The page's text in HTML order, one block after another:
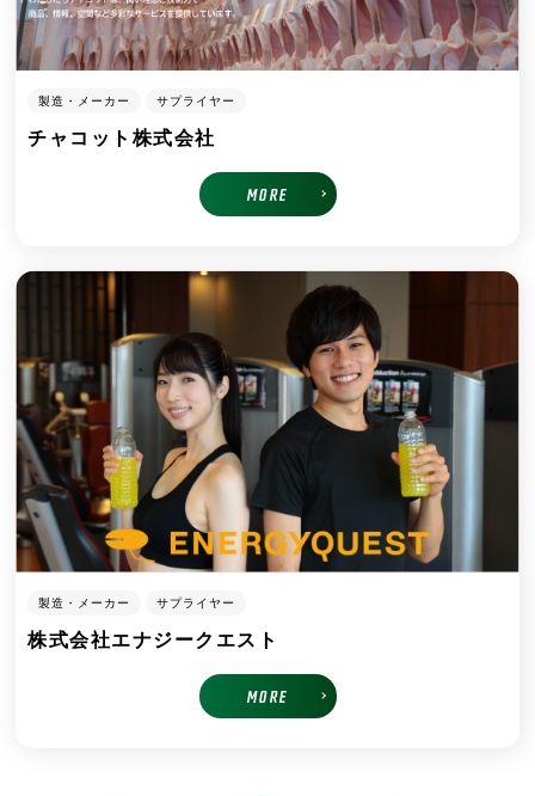
製造・メーカー サプライヤー
チャコット株式会社
MORE
製造・メーカー サプライヤー
株式会社エナジークエスト
MORE